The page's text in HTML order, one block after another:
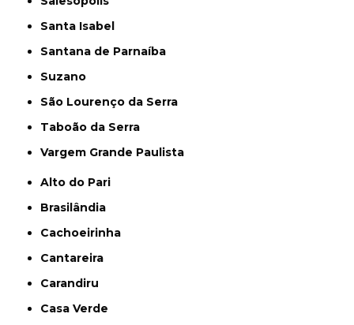
Santa Isabel
Santana de Parnaíba
Suzano
São Lourenço da Serra
Taboão da Serra
Vargem Grande Paulista
Alto do Pari
Brasilândia
Cachoeirinha
Cantareira
Carandiru
Casa Verde